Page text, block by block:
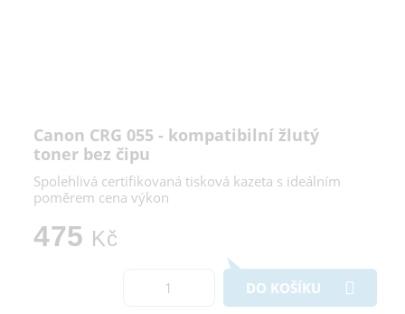
Canon CRG 055 - kompatibilní žlutý
toner bez čipu
Spolehlivá certifikovaná tisková kazeta s ideálním
poměrem cena výkon
475 Kč
DO KOŠÍKU